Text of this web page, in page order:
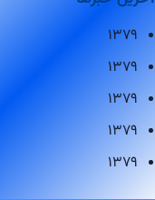
۱۳۷۹
۱۳۷۹
۱۳۷۹
۱۳۷۹
۱۳۷۹